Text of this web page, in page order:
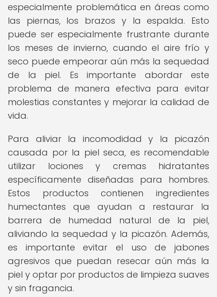
especialmente problemática en áreas como
las piernas, los brazos y la espalda. Esto
puede ser especialmente frustrante durante
los meses de invierno, cuando el aire frío y
seco puede empeorar aún más la sequedad
de la piel. Es importante abordar este
problema de manera efectiva para evitar
molestias constantes y mejorar la calidad de
vida.
Para aliviar la incomodidad y la picazón
causada por la piel seca, es recomendable
utilizar lociones y cremas hidratantes
específicamente diseñadas para hombres.
Estos productos contienen ingredientes
humectantes que ayudan a restaurar la
barrera de humedad natural de la piel,
aliviando la sequedad y la picazón. Además,
es importante evitar el uso de jabones
agresivos que puedan resecar aún más la
piel y optar por productos de limpieza suaves
y sin fragancia.